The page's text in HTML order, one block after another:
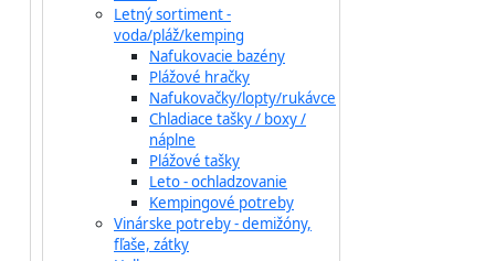
Letný sortiment -
voda/pláž/kemping
Nafukovacie bazény
Plážové hračky
Nafukovačky/lopty/rukávce
Chladiace tašky / boxy /
náplne
Plážové tašky
Leto - ochladzovanie
Kempingové potreby
Vinárske potreby - demižóny,
fľaše, zátky